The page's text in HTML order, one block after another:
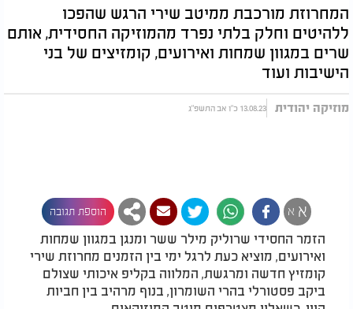
המחרוזת מורכבת ממיטב שירי הרגש שהפכו
ללהיטים וחלק בלתי נפרד מהמוזיקה החסידית, אותם
שרים במגוון שמחות ואירועים, קומזיצים של בני
הישיבות ועוד
מוזיקה יהודית 13.08.23 כ"ו אב התשפ"ג
א א הוספת תגובה
הזמר החסידי שרוליק מילר ששר ומנגן במגוון שמחות
ואירועים, מוציא כעת לרגל ימי בין הזמנים מחרוזת שירי
קומזיץ חדשה ומרגשת, המלווה בקליפ איכותי שצולם
ביקב פסטורלי בהרי השומרון, בנוף מרהיב בין חביות